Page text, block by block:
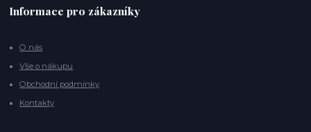
Informace pro zákazníky
O nás
Vše o nákupu
Obchodní podmínky
Kontakty